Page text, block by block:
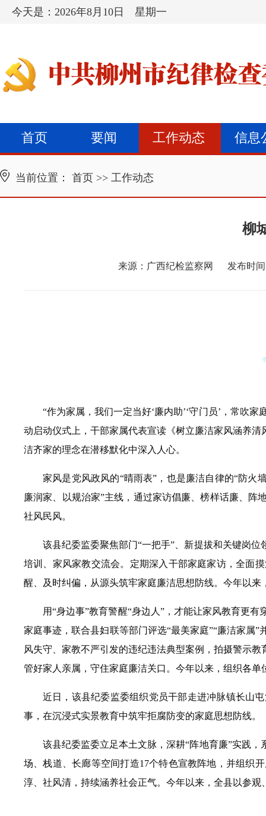
今天是： 2026年8月10日 星期一
首页 要闻 工作动态 信息
当前位置： 首页 >> 工作动态
柳
来源： 广西纪检监察网 发布时
“作为家属，我们一定当好‘廉内助’‘守门员’，常吹
动启动仪式上，干部家属代表宣读《树立廉洁家风涵养
洁齐家的理念在潜移默化中深入人心。
家风是党风政风的“晴雨表”，也是廉洁自律的“防火
廉润家、以规治家”主线，通过家访倡廉、榜样话廉、
社风民风。
该县纪委监委聚焦部门“一把手”、新提拔和关键岗
培训、家风家教交流会。定期深入干部家庭家访，全面
醒、及时纠偏，从源头筑牢家庭廉洁思想防线。今年以
用“身边事”教育警醒“身边人”，才能让家风教育更
家庭事迹，联合县妇联等部门评选“最美家庭”“廉洁家属
风失守、家教不严引发的违纪违法典型案例，拍摄警示
管好家人亲属，守住家庭廉洁关口。今年以来，组织各单
近日，该县纪委监委组织党员干部走进冲脉镇长山
事，在沉浸式实景教育中筑牢拒腐防变的家庭思想防线。
该县纪委监委立足本土文脉，深耕“阵地育廉”实践
场、栈道、长廊等空间打造17个特色宣教阵地，并组织
淳、社风清，持续涵养社会正气。今年以来，全县以参